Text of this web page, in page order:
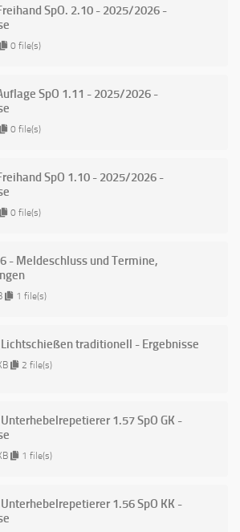
SpO. 2.10 - 2025/2026 -
0 file(s)
SpO 1.11 - 2025/2026 -
0 file(s)
SpO 1.10 - 2025/2026 -
0 file(s)
- Meldeschluss und Termine,
1 file(s)
Lichtschießen traditionell - Ergebnisse
2 file(s)
1.57 SpO GK -
1 file(s)
1.56 SpO KK -